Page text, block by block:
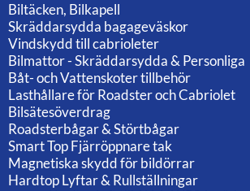
Biltäcken, Bilkapell
Skräddarsydda bagageväskor
Vindskydd till cabrioleter
Bilmattor - Skräddarsydda & Personliga
Båt- och Vattenskoter tillbehör
Lasthållare för Roadster och Cabriolet
Bilsätesöverdrag
Roadsterbågar & Störtbågar
Smart Top Fjärröppnare tak
Magnetiska skydd för bildörrar
Hardtop Lyftar & Rullställningar